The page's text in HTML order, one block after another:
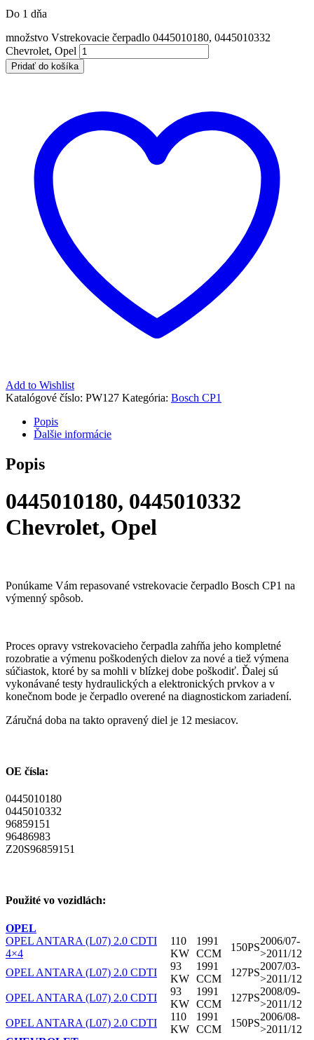
Do 1 dňa
množstvo Vstrekovacie čerpadlo 0445010180, 0445010332
Chevrolet, Opel
Pridať do košíka
Add to Wishlist
Katalógové číslo: PW127 Kategória: Bosch CP1
Popis
Ďalšie informácie
Popis
0445010180, 0445010332
Chevrolet, Opel
Ponúkame Vám repasované vstrekovacie čerpadlo Bosch CP1 na
výmenný spôsob.
Proces opravy vstrekovacieho čerpadla zahŕňa jeho kompletné
rozobratie a výmenu poškodených dielov za nové a tiež výmena
súčiastok, ktoré by sa mohli v blízkej dobe poškodiť. Ďalej sú
vykonávané testy hydraulických a elektronických prvkov a v
konečnom bode je čerpadlo overené na diagnostickom zariadení.
Záručná doba na takto opravený diel je 12 mesiacov.
OE čísla:
0445010180
0445010332
96859151
96486983
Z20S96859151
Použité vo vozidlách:
OPEL
OPEL ANTARA (L07) 2.0 CDTI
4×4
110
KW
1991
CCM
150PS
2006/07-
>2011/12
OPEL ANTARA (L07) 2.0 CDTI
93
KW
1991
CCM
127PS
2007/03-
>2011/12
OPEL ANTARA (L07) 2.0 CDTI
93
KW
1991
CCM
127PS
2008/09-
>2011/12
OPEL ANTARA (L07) 2.0 CDTI
110
KW
1991
CCM
150PS
2006/08-
>2011/12